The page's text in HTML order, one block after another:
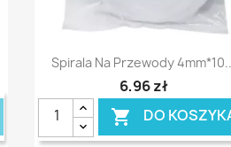
Szybki podgląd
Spirala Na Przewody
6,96 zł
 DO